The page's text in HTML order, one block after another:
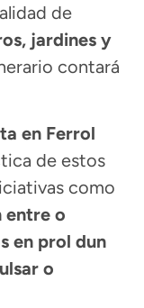
de
jardines y
contará
en Ferrol
de estos
como
entre o
en prol dun
o